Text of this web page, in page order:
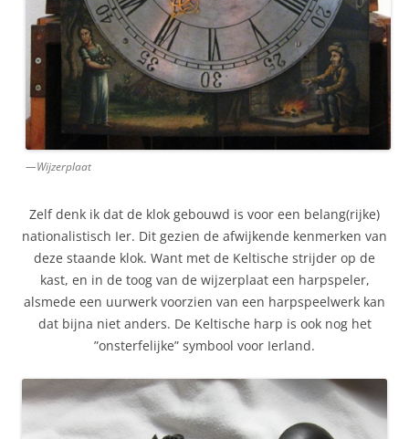
—Wijzerplaat
Zelf denk ik dat de klok gebouwd is voor een belang(rijke)
nationalistisch Ier. Dit gezien de afwijkende kenmerken van
deze staande klok. Want met de Keltische strijder op de
kast, en in de toog van de wijzerplaat een harpspeler,
alsmede een uurwerk voorzien van een harpspeelwerk kan
dat bijna niet anders. De Keltische harp is ook nog het
”onsterfelijke” symbool voor Ierland.